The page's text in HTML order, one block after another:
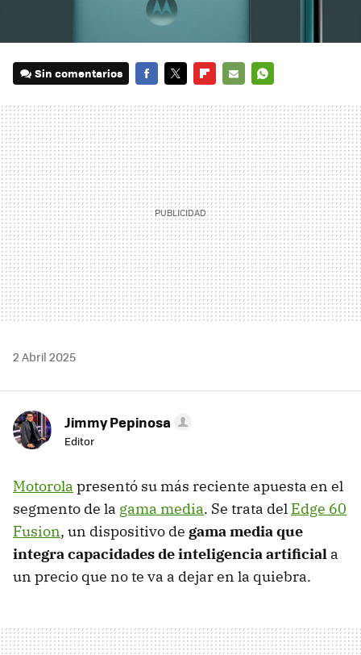
Sin comentarios
MAIL
2 Abril 2025
Jimmy Pepinosa
Editor
Motorola presentó su más reciente apuesta en el
segmento de la gama media. Se trata del Edge 60
Fusion, un dispositivo de gama media que
integra capacidades de inteligencia artificial a
un precio que no te va a dejar en la quiebra.